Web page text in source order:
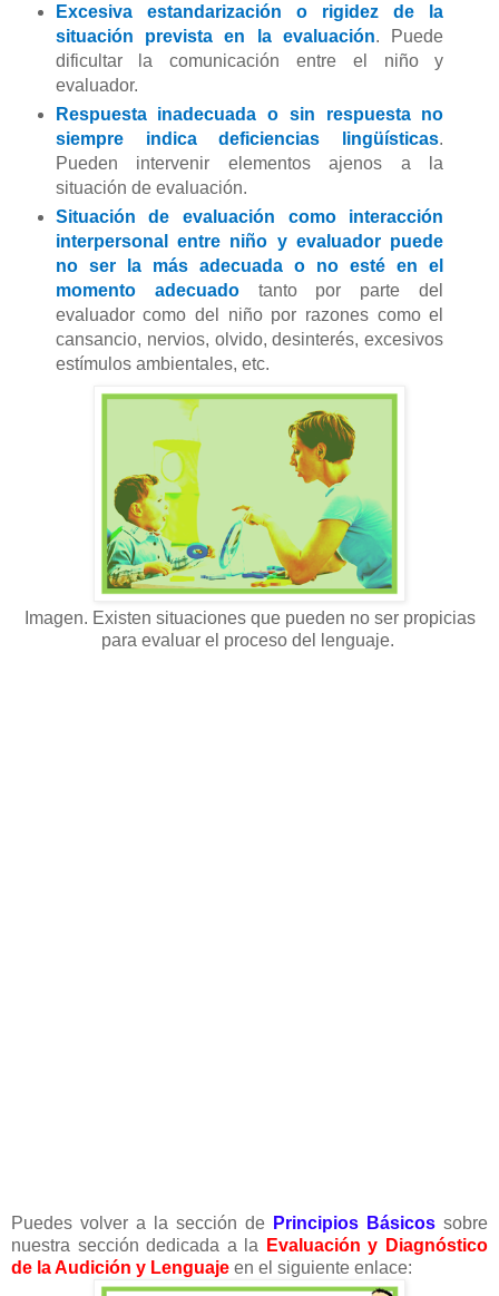
Excesiva estandarización o rigidez de la
situación prevista en la evaluación. Puede
dificultar la comunicación entre el niño y
evaluador.
Respuesta inadecuada o sin respuesta no
siempre indica deficiencias lingüísticas.
Pueden intervenir elementos ajenos a la
situación de evaluación.
Situación de evaluación como interacción
interpersonal entre niño y evaluador puede
no ser la más adecuada o no esté en el
momento adecuadotanto por parte del
evaluador como del niño por razones como el
cansancio, nervios, olvido, desinterés, excesivos
estímulos ambientales, etc.
Imagen. Existen situaciones que pueden no ser propicias
para evaluar el proceso del lenguaje.
Puedes volver a la sección de Principios Básicos sobre
nuestra sección dedicada a la
Evaluación y Diagnóstico
de la Audición y Lenguaje en el siguiente enlace: